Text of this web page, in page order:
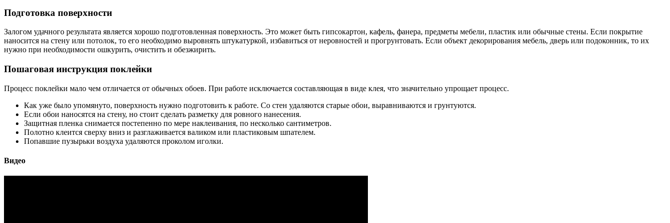
Подготовка поверхности
Залогом удачного результата является хорошо подготовленная поверхность. Это может быть гипсокартон, кафель, фанера, предметы мебели, пластик или обычные стены. Если покрытие
наносится на стену или потолок, то его необходимо выровнять штукатуркой, избавиться от неровностей и прогрунтовать. Если объект декорирования мебель, дверь или подоконник, то их
нужно при необходимости ошкурить, очистить и обезжирить.
Пошаговая инструкция поклейки
Процесс поклейки мало чем отличается от обычных обоев. При работе исключается составляющая в виде клея, что значительно упрощает процесс.
Как уже было упомянуто, поверхность нужно подготовить к работе. Со стен удаляются старые обои, выравниваются и грунтуются.
Если обои наносятся на стену, но стоит сделать разметку для ровного нанесения.
Защитная пленка снимается постепенно по мере наклеивания, по несколько сантиметров.
Полотно клеится сверху вниз и разглаживается валиком или пластиковым шпателем.
Попавшие пузырьки воздуха удаляются проколом иголки.
Видео